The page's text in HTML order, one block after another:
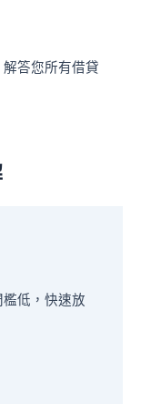
答您所有借貸
低，快速放